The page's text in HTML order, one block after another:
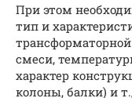
При этом
тип и
смеси,
характер
колоны, балки) и